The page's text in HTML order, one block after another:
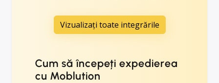
Vizualizați toate integrările
Cum să începeți expedierea
cu Moblution